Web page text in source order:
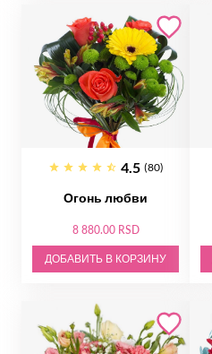
4.5 (80)
Огонь любви
8 880.00 RSD
ДОБАВИТЬ В КОРЗИНУ